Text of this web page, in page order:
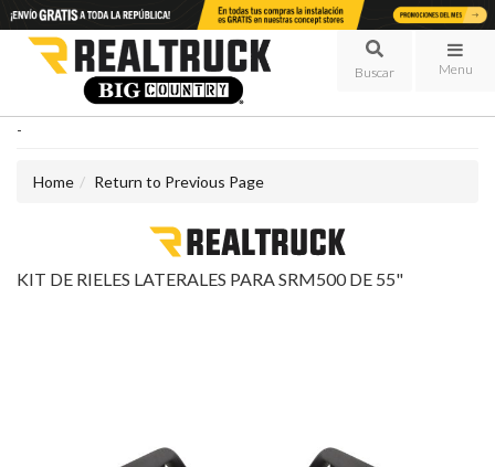
Menu
-
Home Return to Previous Page
KIT DE RIELES LATERALES PARA SRM500 DE 55"